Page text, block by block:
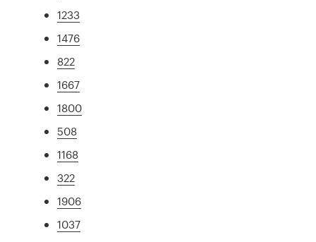
1233
1476
822
1667
1800
508
1168
322
1906
1037